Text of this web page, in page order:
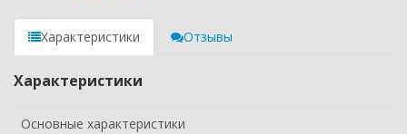
Характеристики Отзывы
Характеристики
Основные характеристики